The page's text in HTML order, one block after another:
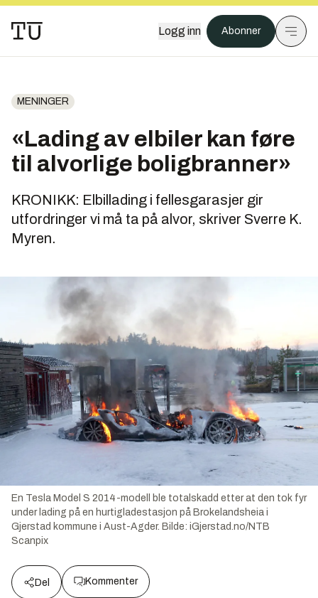
Logg inn Abonner
MENINGER
«Lading av elbiler kan føre
til alvorlige boligbranner»
KRONIKK: Elbillading i fellesgarasjer gir
utfordringer vi må ta på alvor, skriver Sverre K.
Myren.
En Tesla Model S 2014-modell ble totalskadd etter at den tok fyr
under lading på en hurtigladestasjon på Brokelandsheia i
Gjerstad kommune i Aust-Agder. Bilde: iGjerstad.no/NTB
Scanpix
Del Kommenter